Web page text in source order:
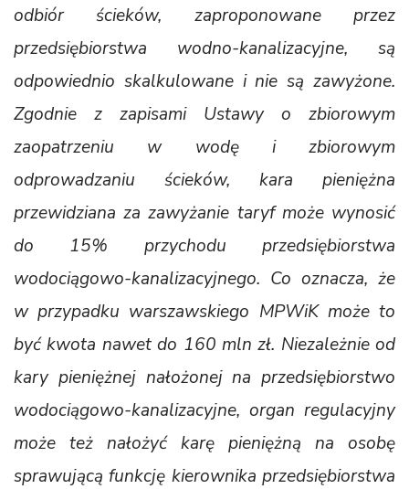
odbiór ścieków, zaproponowane przez
przedsiębiorstwa wodno-kanalizacyjne, są
odpowiednio skalkulowane i nie są zawyżone.
Zgodnie z zapisami Ustawy o zbiorowym
zaopatrzeniu w wodę i zbiorowym
odprowadzaniu ścieków, kara pieniężna
przewidziana za zawyżanie taryf może wynosić
do 15% przychodu przedsiębiorstwa
wodociągowo-kanalizacyjnego. Co oznacza, że
w przypadku warszawskiego MPWiK może to
być kwota nawet do 160 mln zł. Niezależnie od
kary pieniężnej nałożonej na przedsiębiorstwo
wodociągowo-kanalizacyjne, organ regulacyjny
może też nałożyć karę pieniężną na osobę
sprawującą funkcję kierownika przedsiębiorstwa